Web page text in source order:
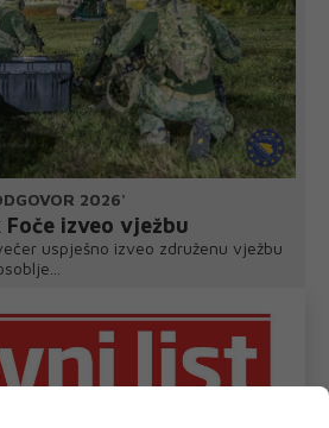
2026'
Foče izveo vježbu
uspješno izveo združenu vježbu